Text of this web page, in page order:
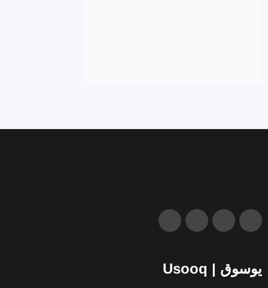
يوسوق | Usooq